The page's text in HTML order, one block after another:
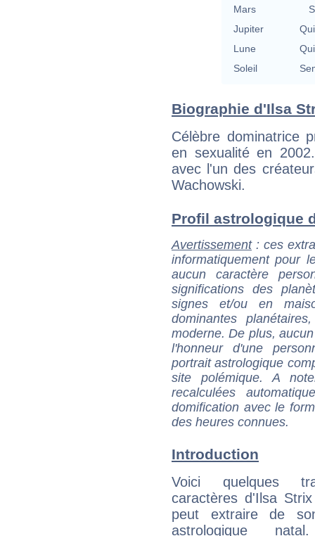
Mars
Jupiter
Lune
Soleil
Biographie d'Ilsa
Célèbre dominatrice
en sexualité en
avec l'un des
Wachowski.
Profil astrologique
Avertissement: ces
informatiquement pour
aucun caractère
significations des
signes et/ou en
dominantes
moderne. De plus,
l'honneur d'une
portrait astrologique
site polémique. A
recalculées
domification avec le
des heures connues.
Introduction
Voici quelques
caractères d'Ilsa
peut extraire de
astrologique